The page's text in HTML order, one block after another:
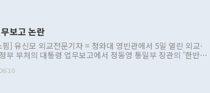
보고 논란
] 유신모 외교전문기자 = 청와대 영빈관에서 5일 열린 외교·
부 부처의 대통령 업무보고에서 정동영 통일부 장관의 '한반도
정부 내 조율을 거치지 않은 사안을 정책으로 추진하겠다고 공